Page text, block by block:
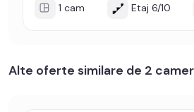
1 cam Etaj 6/10
Alte oferte similare de 2